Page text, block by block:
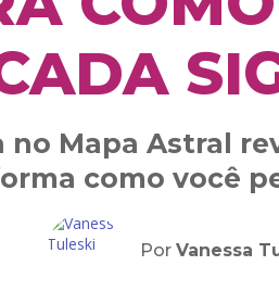
no Mapa Astral
como você
Por Vanessa